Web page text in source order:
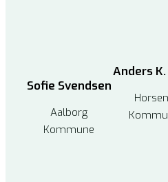
Sofie Svendsen
Aalborg
Kommune
Anders